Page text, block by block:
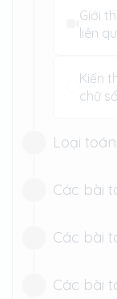
Giới
liên
Kiến
chữ số
Loại
Loại
Loại
Các bài
Các
Các bài
Các
Các bài